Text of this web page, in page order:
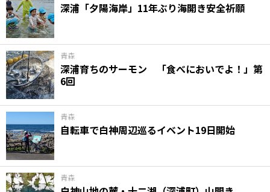
深浦「夕陽海岸」11年ぶり海開き安全祈願
青森
深浦育ちのサーモン 「食べにおいでよ！」第
6回
青森
自転車で白神周辺巡るイベント19日開始
青森